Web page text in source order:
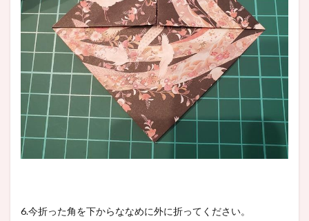
6.今折った角を下からななめに外に折ってください。